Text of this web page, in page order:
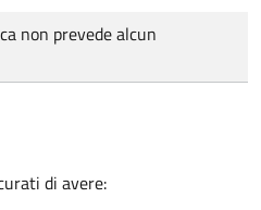
non prevede alcun
di avere: